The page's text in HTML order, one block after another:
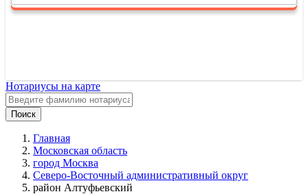
Нотариусы на карте
Поиск
Главная
Московская область
город Москва
Северо-Восточный административный округ
район Алтуфьевский